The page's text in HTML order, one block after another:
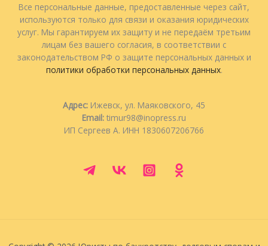
Все персональные данные, предоставленные через сайт,
используются только для связи и оказания юридических
услуг. Мы гарантируем их защиту и не передаём третьим
лицам без вашего согласия, в соответствии с
законодательством РФ о защите персональных данных и
политики обработки персональных данных.
Адрес: Ижевск, ул. Маяковского, 45
Email: timur98@inopress.ru
ИП Сергеев А. ИНН 1830607206766